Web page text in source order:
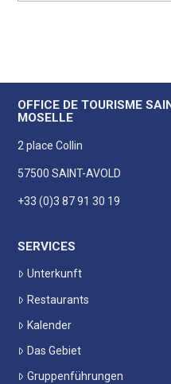
OFFICE DE TOURISME
MOSELLE
2 place Collin
57500 SAINT-AVOLD
+33 (0)3 87 91 30 19
SERVICES
Unterkunft
Restaurants
Kalender
Das Gebiet
Gruppenführungen